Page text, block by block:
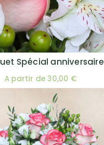
Spécial anniversaire
A partir de 30,00 €